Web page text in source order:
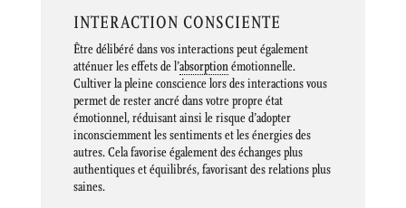
INTERACTION CONSCIENTE
Être délibéré dans vos interactions peut également
atténuer les effets de l’absorptionémotionnelle.
Cultiver la pleine conscience lors des interactions vous
permet de rester ancré dans votre propre état
émotionnel, réduisant ainsi le risque d’adopter
inconsciemment les sentiments et les énergies des
autres. Cela favorise également des échanges plus
authentiques et équilibrés, favorisant des relations plus
saines.